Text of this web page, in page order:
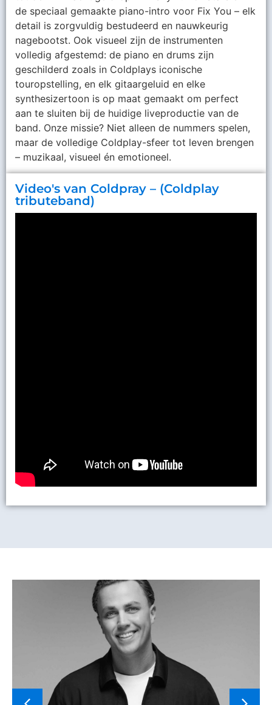
de speciaal gemaakte piano-intro voor Fix You – elk
detail is zorgvuldig bestudeerd en nauwkeurig
nagebootst. Ook visueel zijn de instrumenten
volledig afgestemd: de piano en drums zijn
geschilderd zoals in Coldplays iconische
touropstelling, en elk gitaargeluid en elke
synthesizertoon is op maat gemaakt om perfect
aan te sluiten bij de huidige liveproductie van de
band. Onze missie? Niet alleen de nummers spelen,
maar de volledige Coldplay-sfeer tot leven brengen
– muzikaal, visueel én emotioneel.
Video's van Coldpray – (Coldplay
tributeband)